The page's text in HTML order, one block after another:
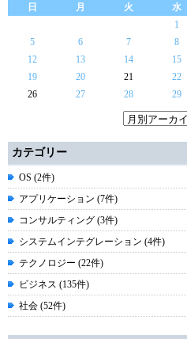
日
月 火 水
1
5
6 7 8
12
13 14 15
19
20 21 22
26
27 28 29
カテゴリー
OS (2件)
アプリケーション (7件)
コンサルティング (3件)
システムインテグレーション (4件)
テクノロジー (22件)
ビジネス (135件)
社会 (52件)